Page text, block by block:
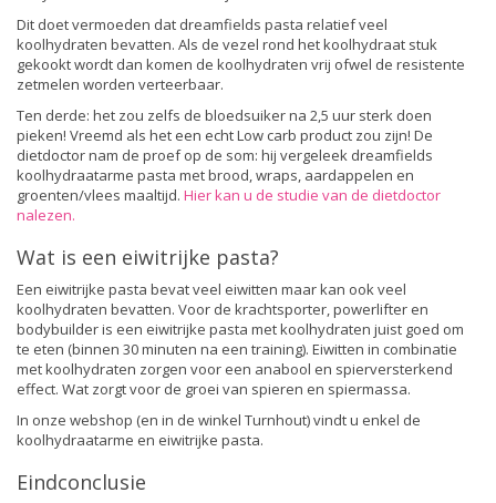
Dit doet vermoeden dat dreamfields pasta relatief veel
koolhydraten bevatten. Als de vezel rond het koolhydraat stuk
gekookt wordt dan komen de koolhydraten vrij ofwel de resistente
zetmelen worden verteerbaar.
Ten derde: het zou zelfs de bloedsuiker na 2,5 uur sterk doen
pieken! Vreemd als het een echt Low carb product zou zijn! De
dietdoctor nam de proef op de som: hij vergeleek dreamfields
koolhydraatarme pasta met brood, wraps, aardappelen en
groenten/vlees maaltijd. Hier kan u de studie van de dietdoctor
nalezen.
Wat is een eiwitrijke pasta?
Een eiwitrijke pasta bevat veel eiwitten maar kan ook veel
koolhydraten bevatten. Voor de krachtsporter, powerlifter en
bodybuilder is een eiwitrijke pasta met koolhydraten juist goed om
te eten (binnen 30 minuten na een training). Eiwitten in combinatie
met koolhydraten zorgen voor een anabool en spierversterkend
effect. Wat zorgt voor de groei van spieren en spiermassa.
In onze webshop (en in de winkel Turnhout) vindt u enkel de
koolhydraatarme en eiwitrijke pasta.
Eindconclusie